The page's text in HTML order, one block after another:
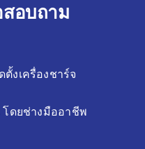
อบถาม
งเครื่องชาร์จ
ดยช่างมืออาชีพ